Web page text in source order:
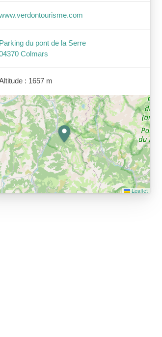
Parking du pont de la Serre
Colmars
: 1657 m
Leaflet